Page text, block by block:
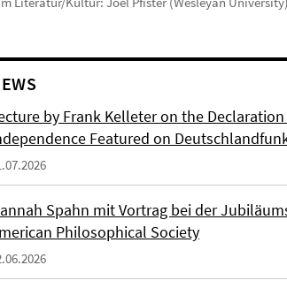
by Frank Kelleter on the
Featured on
Spahn mit Vortrag bei der
Philosophical Society